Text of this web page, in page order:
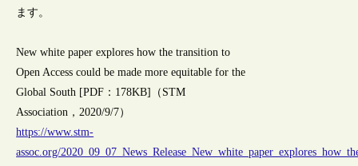
ます。
New white paper explores how the transition to
Open Access could be made more equitable for the
Global South [PDF：178KB]（STM
Association，2020/9/7）
https://www.stm-
assoc.org/